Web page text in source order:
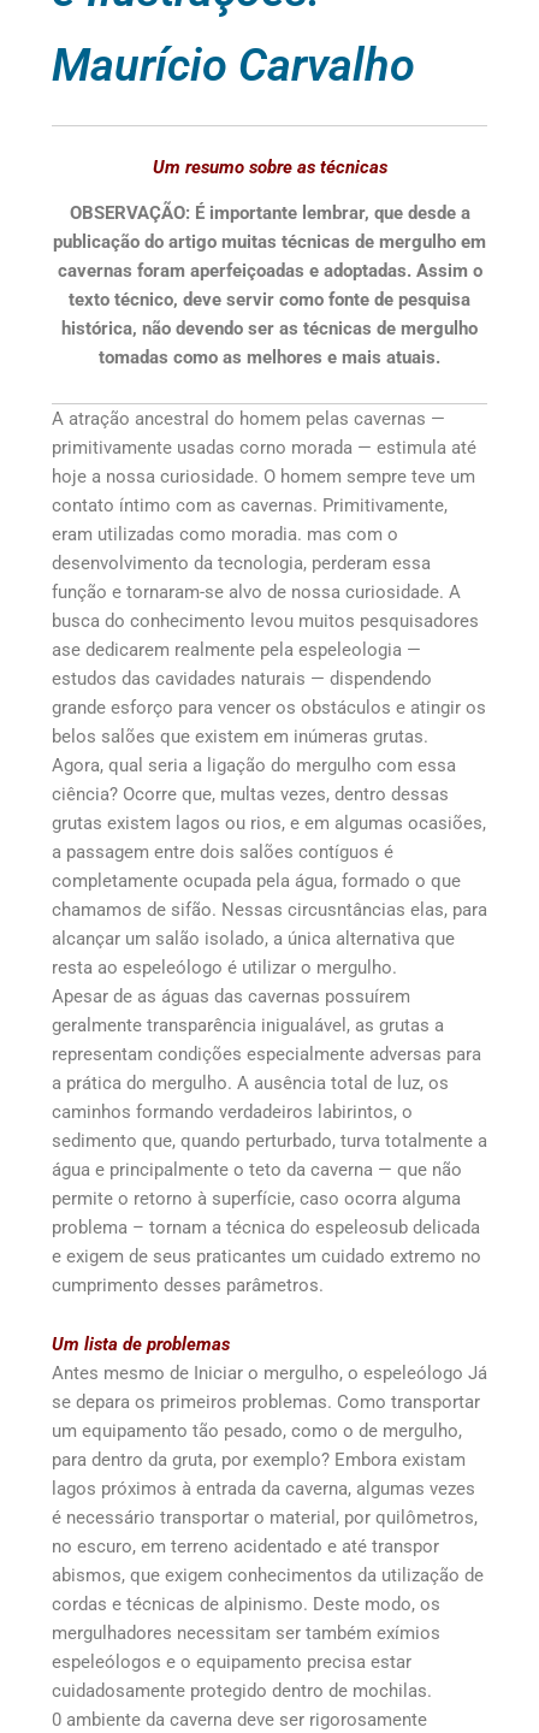
Maurício Carvalho
Um resumo sobre as técnicas
OBSERVAÇÃO: É importante lembrar, que desde a
publicação do artigo muitas técnicas de mergulho em
cavernas foram aperfeiçoadas e adoptadas. Assim o
texto técnico, deve servir como fonte de pesquisa
histórica, não devendo ser as técnicas de mergulho
tomadas como as melhores e mais atuais.
A atração ancestral do homem pelas cavernas —
primitivamente usadas corno morada — estimula até
hoje a nossa curiosidade. O homem sempre teve um
contato íntimo com as cavernas. Primitivamente,
eram utilizadas como moradia. mas com o
desenvolvimento da tecnologia, perderam essa
função e tornaram-se alvo de nossa curiosidade. A
busca do conhecimento levou muitos pesquisadores
ase dedicarem realmente pela espeleologia —
estudos das cavidades naturais — dispendendo
grande esforço para vencer os obstáculos e atingir os
belos salões que existem em inúmeras grutas.
Agora, qual seria a ligação do mergulho com essa
ciência? Ocorre que, multas vezes, dentro dessas
grutas existem lagos ou rios, e em algumas ocasiões,
a passagem entre dois salões contíguos é
completamente ocupada pela água, formado o que
chamamos de sifão. Nessas circusntâncias elas, para
alcançar um salão isolado, a única alternativa que
resta ao espeleólogo é utilizar o mergulho.
Apesar de as águas das cavernas possuírem
geralmente transparência inigualável, as grutas a
representam condições especialmente adversas para
a prática do mergulho. A ausência total de luz, os
caminhos formando verdadeiros labirintos, o
sedimento que, quando perturbado, turva totalmente a
água e principalmente o teto da caverna — que não
permite o retorno à superfície, caso ocorra alguma
problema – tornam a técnica do espeleosub delicada
e exigem de seus praticantes um cuidado extremo no
cumprimento desses parâmetros.
Um lista de problemas
Antes mesmo de Iniciar o mergulho, o espeleólogo Já
se depara os primeiros problemas. Como transportar
um equipamento tão pesado, como o de mergulho,
para dentro da gruta, por exemplo? Embora existam
lagos próximos à entrada da caverna, algumas vezes
é necessário transportar o material, por quilômetros,
no escuro, em terreno acidentado e até transpor
abismos, que exigem conhecimentos da utilização de
cordas e técnicas de alpinismo. Deste modo, os
mergulhadores necessitam ser também exímios
espeleólogos e o equipamento precisa estar
cuidadosamente protegido dentro de mochilas.
0 ambiente da caverna deve ser rigorosamente